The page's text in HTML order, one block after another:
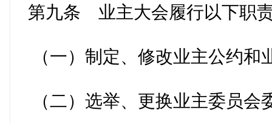
第九条 业主大会履行以下职
（一）制定、修改业主公约和
（二）选举、更换业主委员会